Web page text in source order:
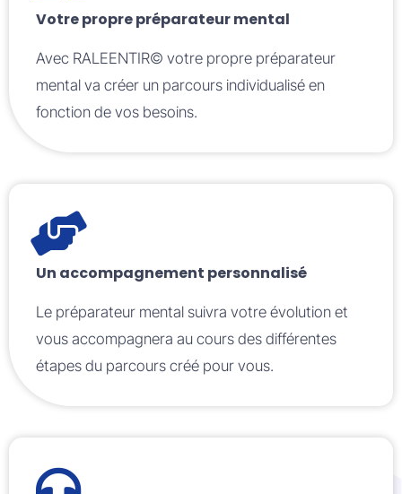
Votre propre préparateur mental
Avec RALEENTIR© votre propre préparateur
mental va créer un parcours individualisé en
fonction de vos besoins.
Un accompagnement personnalisé
Le préparateur mental suivra votre évolution et
vous accompagnera au cours des différentes
étapes du parcours créé pour vous.